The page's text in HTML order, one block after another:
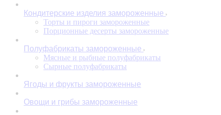
Кондитерские изделия замороженные
Торты и пироги замороженные
Порционные десерты замороженные
Полуфабрикаты замороженные
Мясные и рыбные полуфабрикаты
Сырные полуфабрикаты
Ягоды и фрукты замороженные
Овощи и грибы замороженные